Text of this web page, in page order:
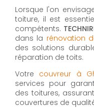
Lorsque l'on
toiture, il est
compétents.
dans la rénovation
des solutions
réparation de toits.
Votre couvreur à
services pour
des toitures,
couvertures de